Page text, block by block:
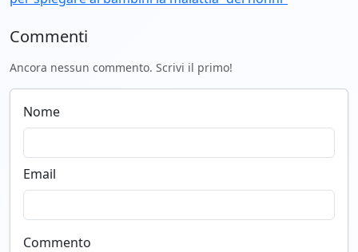
Commenti
Ancora nessun commento. Scrivi il primo!
Nome
Email
Commento